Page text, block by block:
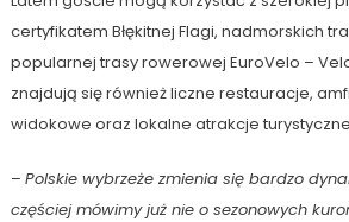
certyfikatem Błękitnej Flagi, nadmorskich
popularnej trasy rowerowej EuroVelo –
znajdują się również liczne restauracje,
widokowe oraz lokalne atrakcje
– Polskie wybrzeże zmienia się bardzo
częściej mówimy już nie o sezonowych